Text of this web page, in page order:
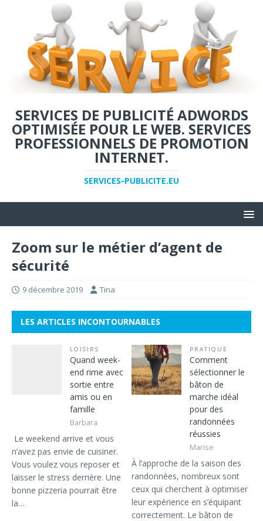
SERVICES DE PUBLICITÉ ADWORDS
OPTIMISÉE POUR LE WEB. SERVICES
PROFESSIONNELS DE PROMOTION
INTERNET.
SERVICES-PUBLICITE.EU
Zoom sur le métier d’agent de
sécurité
9 décembre 2019 Tina
LES ARTICLES INCONTOURNABLES
LOISIRS
Quand week-
end rime avec
sortie entre
amis ou en
famille
Barbara
Le weekend arrive et vous
n’avez pas envie de cuisiner.
Vous voulez vous reposer et
laisser le stress derrière. Une
bonne pizzeria pourrait être
la…
PRATIQUE
Comment
sélectionner le
bâton de
marche idéal
pour des
randonnées
réussies
Marise
À l’approche de la saison des
randonnées, nombreux sont
ceux qui cherchent à optimiser
leur expérience en s’équipant
correctement. Le bâton de